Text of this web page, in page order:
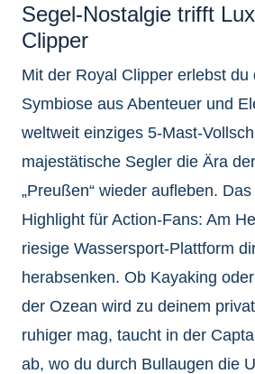
Segel-Nostalgie trifft
Clipper
Mit der Royal Clipper erlebst du
Symbiose aus Abenteuer und
weltweit einziges 5-Mast-
majestätische Segler die Ära
„Preußen“ wieder aufleben.
Highlight für Action-Fans: Am
riesige Wassersport-Plattform
herabsenken. Ob Kayaking
der Ozean wird zu deinem
ruhiger mag, taucht in der
ab, wo du durch Bullaugen die